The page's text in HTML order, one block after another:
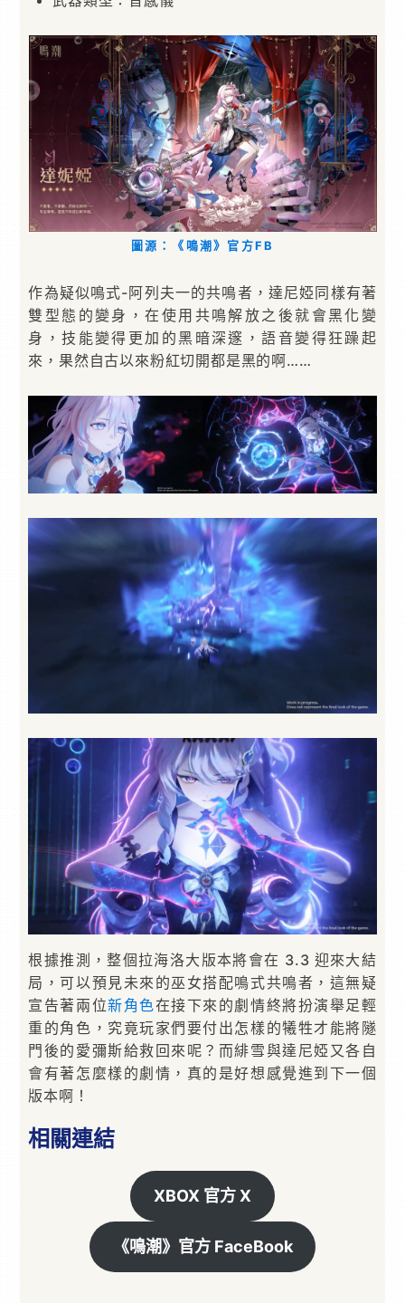
圖源：《鳴潮》官方FB
作為疑似鳴式-阿列夫一的共鳴者，達尼婭同樣有著
雙型態的變身，在使用共鳴解放之後就會黑化變
身，技能變得更加的黑暗深邃，語音變得狂躁起
來，果然自古以來粉紅切開都是黑的啊……
根據推測，整個拉海洛大版本將會在 3.3 迎來大結
局，可以預見未來的巫女搭配鳴式共鳴者，這無疑
宣告著兩位新角色在接下來的劇情終將扮演舉足輕
重的角色，究竟玩家們要付出怎樣的犧牲才能將隧
門後的愛彌斯給救回來呢？而緋雪與達尼婭又各自
會有著怎麼樣的劇情，真的是好想感覺進到下一個
版本啊！
相關連結
XBOX 官方 X
《鳴潮》官方 FaceBook